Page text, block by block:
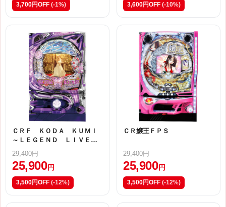
3,700円OFF (-1%) 3,600円OFF (-10%)
ＣＲＦ ＫＯＤＡ ＫＵＭＩ
～ＬＥＧＥＮＤ ＬＩＶＥ～
29,400円
25,900 円
3,500円OFF (-12%)
ＣＲ嬢王ＦＰＳ
29,400円
25,900 円
3,500円OFF (-12%)